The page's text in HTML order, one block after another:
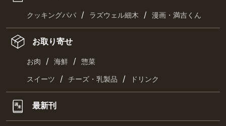
クッキングパパ / ラズウェル細木 / 漫画・満吉くん
お取り寄せ
お肉 / 海鮮 / 惣菜
スイーツ / チーズ・乳製品 / ドリンク
最新刊